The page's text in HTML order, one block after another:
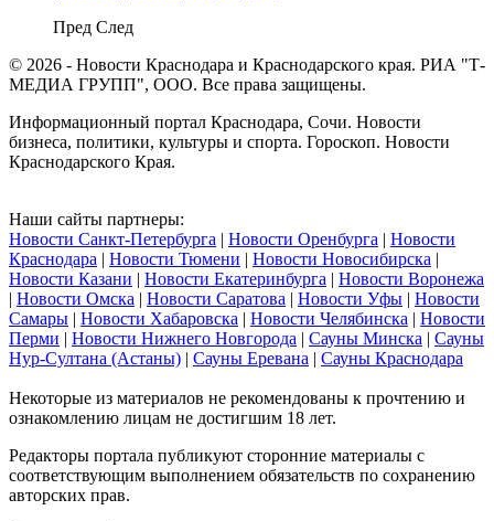
Пред След
© 2026 - Новости Краснодара и Краснодарского края. РИА "Т-
МЕДИА ГРУПП", ООО. Все права защищены.
Информационный портал Краснодара, Сочи. Новости
бизнеса, политики, культуры и спорта. Гороскоп. Новости
Краснодарского Края.
Наши сайты партнеры:
Новости Санкт-Петербурга | Новости Оренбурга | Новости
Краснодара | Новости Тюмени | Новости Новосибирска |
Новости Казани | Новости Екатеринбурга | Новости Воронежа
| Новости Омска | Новости Саратова | Новости Уфы | Новости
Самары | Новости Хабаровска | Новости Челябинска | Новости
Перми | Новости Нижнего Новгорода | Сауны Минска | Сауны
Нур-Султана (Астаны) | Сауны Еревана | Сауны Краснодара
Некоторые из материалов не рекомендованы к прочтению и
ознакомлению лицам не достигшим 18 лет.
Редакторы портала публикуют сторонние материалы с
соответствующим выполнением обязательств по сохранению
авторских прав.